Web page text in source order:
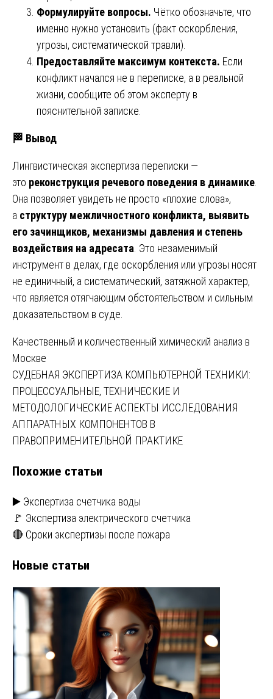
Формулируйте вопросы. Чётко обозначьте, что
именно нужно установить (факт оскорбления,
угрозы, систематической травли).
Предоставляйте максимум контекста. Если
конфликт начался не в переписке, а в реальной
жизни, сообщите об этом эксперту в
пояснительной записке.
🏁 Вывод
Лингвистическая экспертиза переписки —
это реконструкция речевого поведения в динамике
Она позволяет увидеть не просто «плохие слова»,
а структуру межличностного конфликта, выявить
его зачинщиков, механизмы давления и степень
воздействия на адресата . Это незаменимый
инструмент в делах, где оскорбления или угрозы носят
не единичный, а систематический, затяжной характер,
что является отягчающим обстоятельством и сильным
доказательством в суде.
Навигация
по
записям
Качественный и количественный химический анализ в
Москве
СУДЕБНАЯ ЭКСПЕРТИЗА КОМПЬЮТЕРНОЙ ТЕХНИКИ:
ПРОЦЕССУАЛЬНЫЕ, ТЕХНИЧЕСКИЕ И
МЕТОДОЛОГИЧЕСКИЕ АСПЕКТЫ ИССЛЕДОВАНИЯ
АППАРАТНЫХ КОМПОНЕНТОВ В
ПРАВОПРИМЕНИТЕЛЬНОЙ ПРАКТИКЕ
Похожие статьи
▶️ Экспертиза счетчика воды
🚩 Экспертиза электрического счетчика
🔴 Сроки экспертизы после пожара
Новые статьи